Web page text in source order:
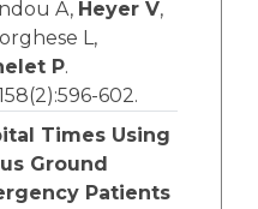
A, Heyer V,
L,
P.
602.
Times Using
Ground
Patients